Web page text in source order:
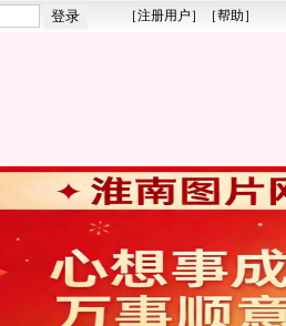
［注册用户 ］［帮助 ］